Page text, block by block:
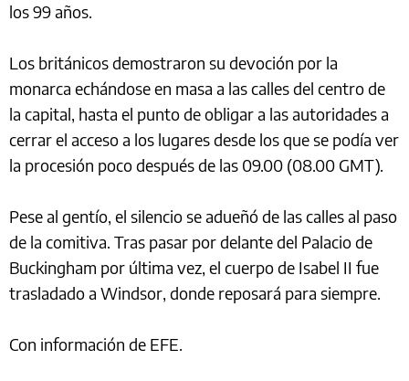
los 99 años.
Los británicos demostraron su devoción por la
monarca echándose en masa a las calles del centro de
la capital, hasta el punto de obligar a las autoridades a
cerrar el acceso a los lugares desde los que se podía ver
la procesión poco después de las 09.00 (08.00 GMT).
Pese al gentío, el silencio se adueñó de las calles al paso
de la comitiva. Tras pasar por delante del Palacio de
Buckingham por última vez, el cuerpo de Isabel II fue
trasladado a Windsor, donde reposará para siempre.
Con información de EFE.